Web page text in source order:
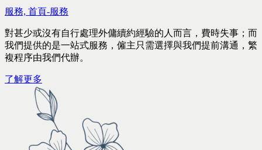
服務, 首頁-服務
對甚少或沒有自行處理外傭續約經驗的人而言，費時失事；而
我們提供的是一站式服務，僱主只需選擇與我們提前溝通，繁
複程序由我們代辦。
了解更多